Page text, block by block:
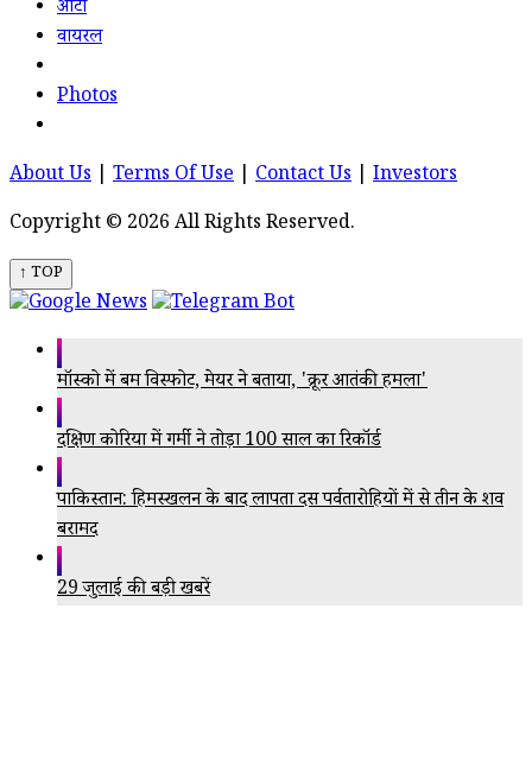
ऑटो
वायरल
Photos
About Us Terms Of Use Contact Us
Investors
Copyright © 2026 All Rights Reserved.
↑ TOP
मॉस्को में बम विस्फोट, मेयर ने बताया, 'क्रूर आतंकी हमला'
दक्षिण कोरिया में गर्मी ने तोड़ा 100 साल का रिकॉर्ड
पाकिस्तान: हिमस्खलन के बाद लापता दस पर्वतारोहियों में से तीन के शव
बरामद
29 जुलाई की बड़ी खबरें